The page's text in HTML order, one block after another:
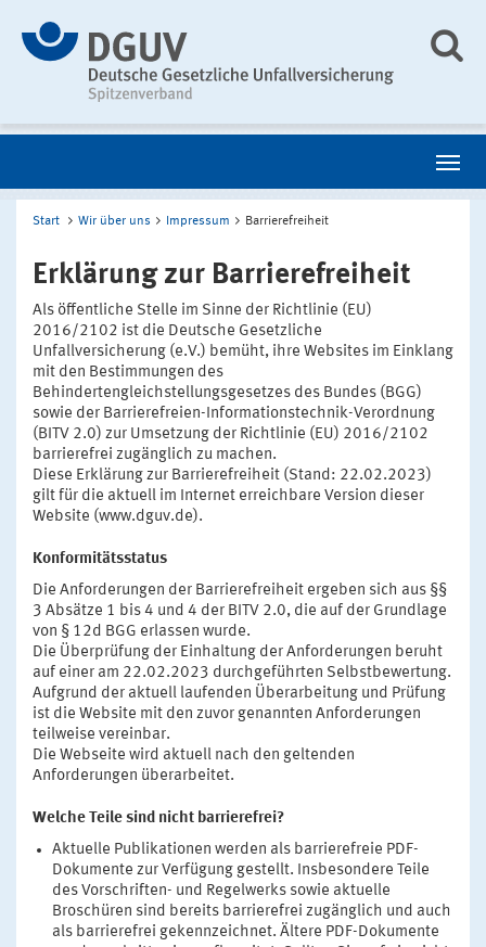
Start Wir über uns Impressum Barrierefreiheit
Erklärung zur Barrierefreiheit
Als öffentliche Stelle im Sinne der Richtlinie (EU)
2016/2102 ist die Deutsche Gesetzliche
Unfallversicherung (e.V.) bemüht, ihre Websites im Einklang
mit den Bestimmungen des
Behindertengleichstellungsgesetzes des Bundes (BGG)
sowie der Barrierefreien-Informationstechnik-Verordnung
(BITV 2.0) zur Umsetzung der Richtlinie (EU) 2016/2102
barrierefrei zugänglich zu machen.
Diese Erklärung zur Barrierefreiheit (Stand: 22.02.2023)
gilt für die aktuell im Internet erreichbare Version dieser
Website (www.dguv.de).
Konformitätsstatus
Die Anforderungen der Barrierefreiheit ergeben sich aus §§
3 Absätze 1 bis 4 und 4 der BITV 2.0, die auf der Grundlage
von § 12d BGG erlassen wurde.
Die Überprüfung der Einhaltung der Anforderungen beruht
auf einer am 22.02.2023 durchgeführten Selbstbewertung.
Aufgrund der aktuell laufenden Überarbeitung und Prüfung
ist die Website mit den zuvor genannten Anforderungen
teilweise vereinbar.
Die Webseite wird aktuell nach den geltenden
Anforderungen überarbeitet.
Welche Teile sind nicht barrierefrei?
Aktuelle Publikationen werden als barrierefreie PDF-
Dokumente zur Verfügung gestellt. Insbesondere Teile
des Vorschriften- und Regelwerks sowie aktuelle
Broschüren sind bereits barrierefrei zugänglich und auch
als barrierefrei gekennzeichnet. Ältere PDF-Dokumente